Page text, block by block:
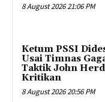
8 August 2026 21:06 PM
Ketum PSSI
Usai Timnas
Taktik John
Kritikan
8 August 2026 20:56 PM